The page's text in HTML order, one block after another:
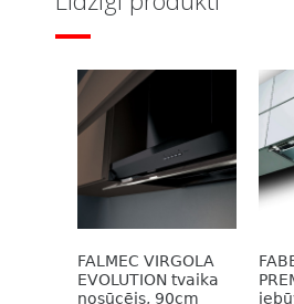
FALMEC VIRGOLA
EVOLUTION tvaika
nosūcējs, 90cm